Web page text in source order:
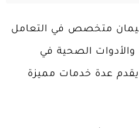
متخصص في التعامل
الصحية في
عدة خدمات مميزة